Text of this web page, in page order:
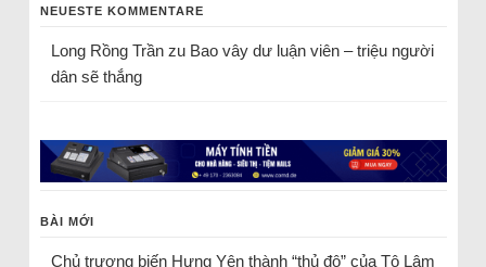
NEUESTE KOMMENTARE
Long Rồng Trầnzu Bao vây dư luận viên – triệu người
dân sẽ thắng
BÀI MỚI
Chủ trương biến Hưng Yên thành “thủ đô” của Tô Lâm